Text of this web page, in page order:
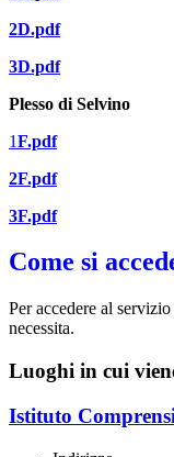
2D.pdf
3D.pdf
Plesso di Selvino
1F.pdf
2F.pdf
3F.pdf
Come si
Per accedere al
necessita.
Luoghi in cui
Istituto